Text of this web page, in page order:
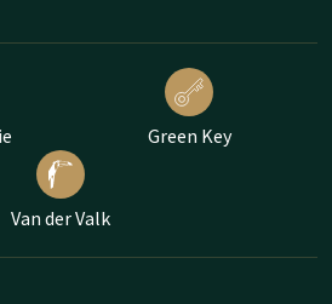
Green Key
Van der Valk